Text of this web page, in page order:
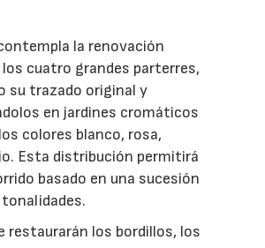
la renovación
cuatro grandes parterres,
su trazado original y
en jardines cromáticos
colores blanco, rosa,
Esta distribución permitirá
basado en una sucesión
restaurarán los bordillos, los